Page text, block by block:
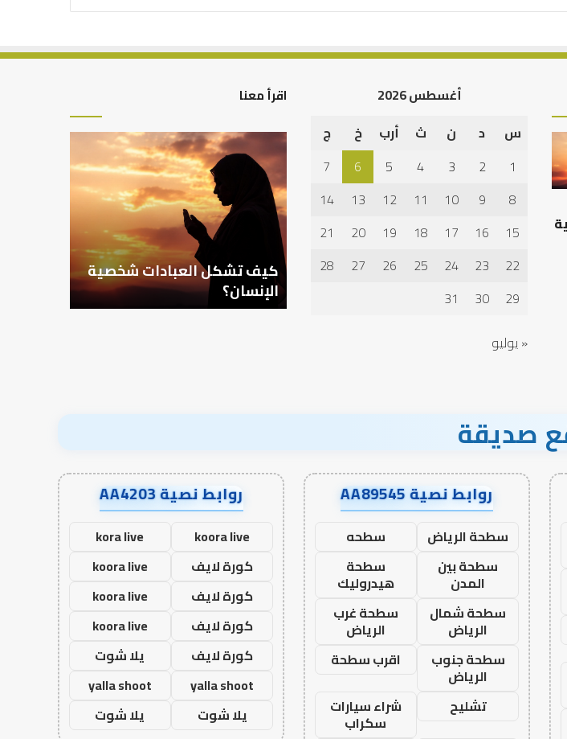
اقرأ معنا
كيف
تشكل
العبادات
شخصية
الإنسان؟
كيف تشكل العبادات شخصية
الإنسان؟
أغسطس 2026
س
د ن ث أرب خ
ج
1
2
3
4
5
6
7
8
9
10
11
12
13
14
15
16
17
18
19
20
21
22
23
24
25
26
27
28
29
30
31
« يوليو
صديقة
روابط نصية AA89545
سطحة الرياض
سطحه
سطحة بين
المدن
سطحة
هيدروليك
سطحة شمال
الرياض
سطحة غرب
الرياض
سطحة جنوب
الرياض
اقرب سطحة
تشليح
شراء سيارات
سكراب
روابط نصية AA4203
koora live
kora live
كورة لايف
koora live
كورة لايف
koora live
كورة لايف
koora live
كورة لايف
يلا شوت
yalla shoot
yalla shoot
يلا شوت
يلا شوت